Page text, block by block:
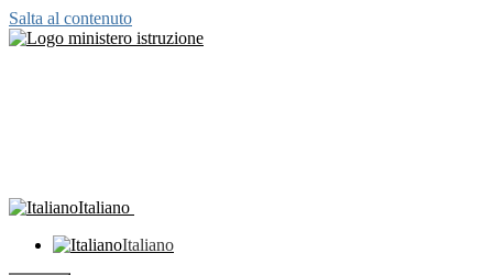
Salta al contenuto
Italiano
Italiano